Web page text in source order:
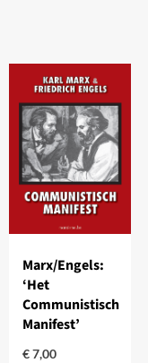
Marx/Engels:
‘Het
Communistisch
Manifest’
€7,00